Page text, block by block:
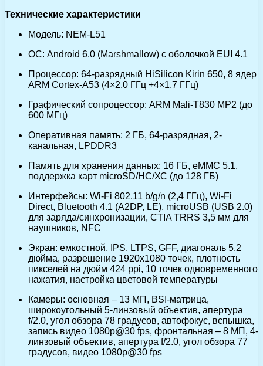
Технические характеристики
Модель: NEM-L51
ОС: Android 6.0 (Marshmallow) с оболочкой EUI 4.1
Процессор: 64-разрядный HiSilicon Kirin 650, 8 ядер
ARM Cortex-A53 (4×2,0 ГГц +4×1,7 ГГц)
Графический сопроцессор: ARM Mali-T830 MP2 (до
600 МГц)
Оперативная память: 2 ГБ, 64-разрядная, 2-
канальная, LPDDR3
Память для хранения данных: 16 ГБ, eMMC 5.1,
поддержка карт microSD/HC/ХС (до 128 ГБ)
Интерфейсы: Wi-Fi 802.11 b/g/n (2,4 ГГц), Wi-Fi
Direct, Bluetooth 4.1 (A2DP, LE), microUSB (USB 2.0)
для заряда/синхронизации, CTIA TRRS 3,5 мм для
наушников, NFC
Экран: емкостной, IPS, LTPS, GFF, диагональ 5,2
дюйма, разрешение 1920х1080 точек, плотность
пикселей на дюйм 424 ppi, 10 точек одновременного
нажатия, настройка цветовой температуры
Камеры: основная – 13 МП, BSI-матрица,
широкоугольный 5-линзовый объектив, апертура
f/2.0, угол обзора 78 градусов, автофокус, вспышка,
запись видео 1080p@30 fps, фронтальная – 8 МП, 4-
линзовый объектив, апертура f/2.0, угол обзора 77
градусов, видео 1080p@30 fps